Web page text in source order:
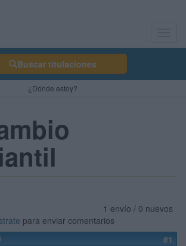
Buscar titulaciones
¿Dónde estoy?
1 envío / 0 nuevos
para enviar comentarios
#1